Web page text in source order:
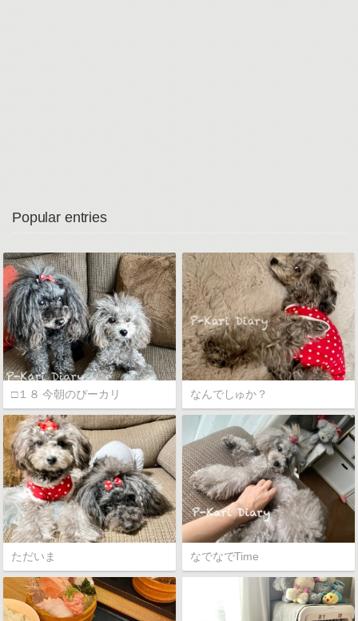
Popular entries
□１８ 今朝のぴーカリ なんでしゅか？
ただいま なでなでTime